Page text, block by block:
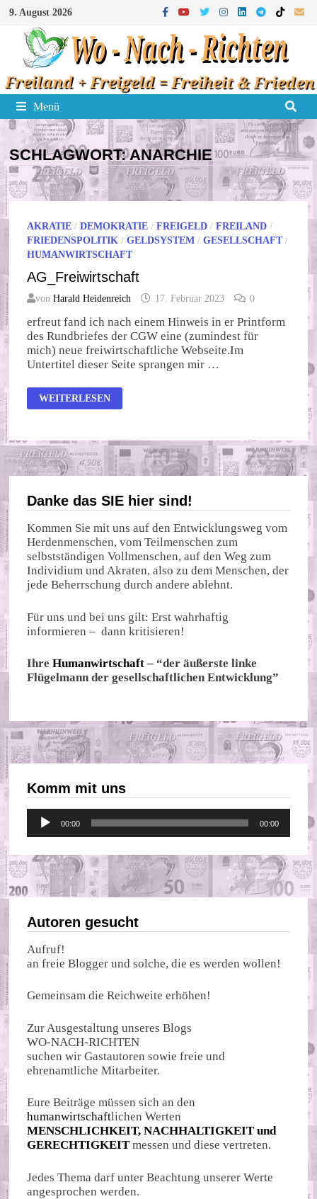
Zum
Inhalt
springen
9. August 2026
Menü
SCHLAGWORT:ANARCHIE
AKRATIE /DEMOKRATIE /FREIGELD /FREILAND /
FRIEDENSPOLITIK /GELDSYSTEM /GESELLSCHAFT/
HUMANWIRTSCHAFT
AG_Freiwirtschaft
vonHarald Heidenreich 17. Februar 2023 0
erfreut fand ich nach einem Hinweis in er Printform
des Rundbriefes der CGW eine (zumindest für
mich) neue freiwirtschaftliche Webseite.Im
Untertitel dieser Seite sprangen mir …
AG_FREIWIRTSCHAFT
WEITERLESEN
Danke das SIE hier sind!
Kommen Sie mit uns auf den Entwicklungsweg vom
Herdenmenschen, vom Teilmenschen zum
selbstständigen Vollmenschen, auf den Weg zum
Individium und Akraten, also zu dem Menschen, der
jede Beherrschung durch andere ablehnt.
Für uns und bei uns gilt: Erst wahrhaftig
informieren – dann kritisieren!
IhreHumanwirtschaft – “der äußerste linke
Flügelmann der gesellschaftlichen Entwicklung”
Komm mit uns
Audio-
Player
00:00 00:00
Autoren gesucht
Aufruf!
an freie Blogger und solche, die es werden wollen!
Gemeinsam die Reichweite erhöhen!
Zur Ausgestaltung unseres Blogs
WO-NACH-RICHTEN
suchen wir Gastautoren sowie freie und
ehrenamtliche Mitarbeiter.
Eure Beiträge müssen sich an den
humanwirtschaftlichen Werten
MENSCHLICHKEIT, NACHHALTIGKEIT und
GERECHTIGKEIT messen und diese vertreten.
Jedes Thema darf unter Beachtung unserer Werte
angesprochen werden.